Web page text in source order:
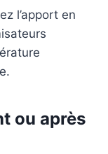
l’apport en
ou après